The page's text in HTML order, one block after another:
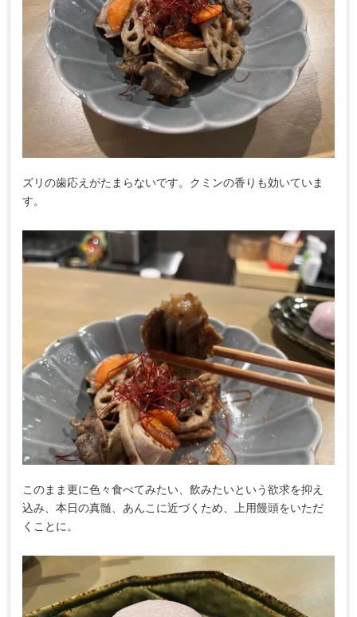
ズリの歯応えがたまらないです。クミンの香りも効いていま
す。
このまま更に色々食べてみたい、飲みたいという欲求を抑え
込み、本日の真髄、あんこに近づくため、上用饅頭をいただ
くことに。